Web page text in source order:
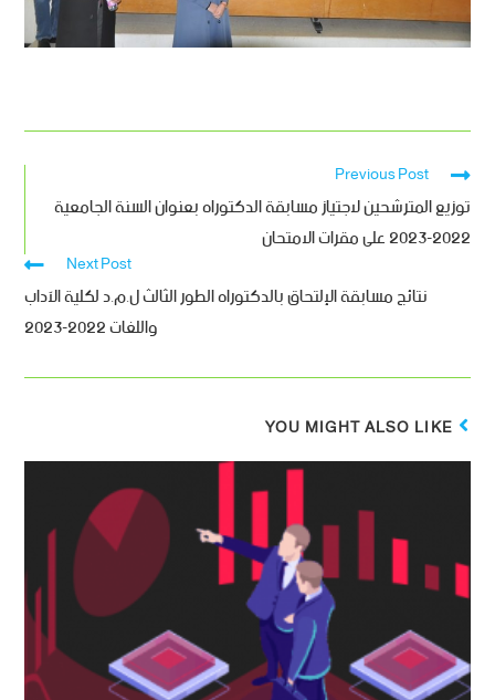
Previous Post
توزيع المترشحين لاجتياز مسابقة الدكتوراه بعنوان السنة الجامعية
2022-2023 على مقرات الامتحان
Next Post
نتائج مسابقة الإلتحاق بالدكتوراه الطور الثالث ل.م.د لكلية الآداب
واللغات 2022-2023
YOU MIGHT ALSO LIKE